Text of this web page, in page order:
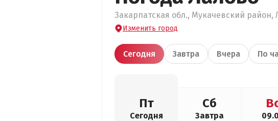
Закарпатская обл., Мукачевский район,
Изменить город
Сегодня Завтра Вчера По
Пт
Сегодня
Сб
Завтра